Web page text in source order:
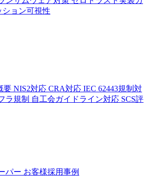
ション可視性
要 NIS2対応 CRA対応 IEC 62443規制対
ラ規制 自工会ガイドライン対応 SCS評
パー お客様採用事例